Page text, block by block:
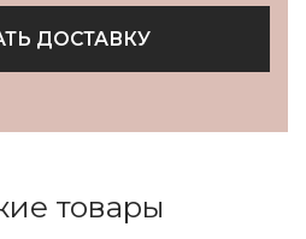
ДОСТАВКУ
товары